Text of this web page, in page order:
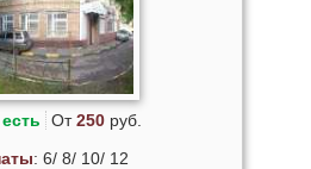
От250руб.
: 6/ 8/ 10/ 12